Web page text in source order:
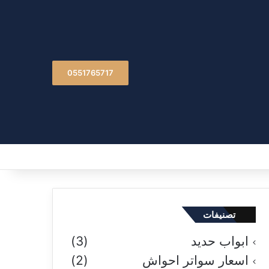
0551765717
تصنيفات
ابواب حديد
(3)
اسعار سواتر احواش
(2)